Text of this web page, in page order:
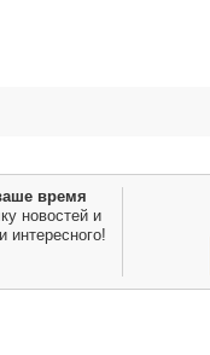
время
новостей и
интересного!